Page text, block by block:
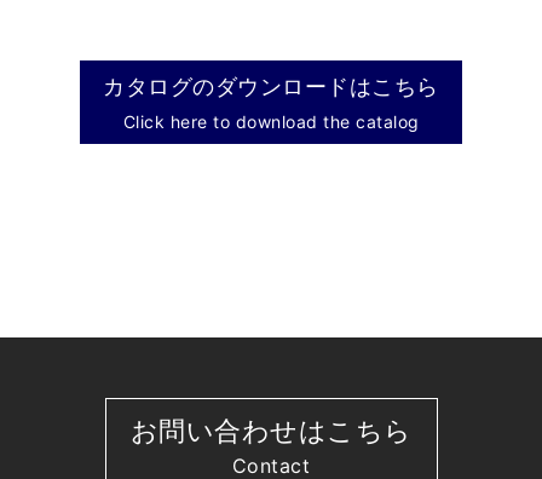
カタログのダウンロードはこちら
Click here to download the catalog
お問い合わせはこちら
Contact